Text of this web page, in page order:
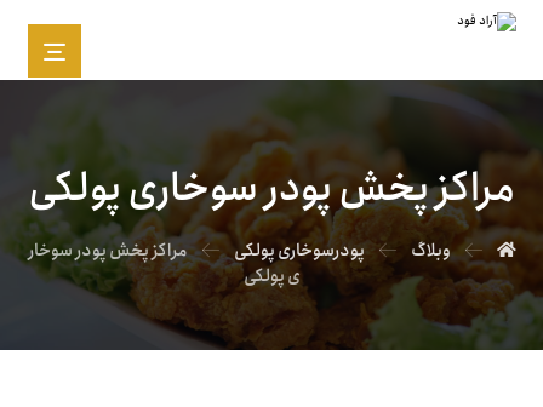
مراکز پخش پودر سوخاری پولکی
وبلاگ پودرسوخاری پولکی
مراکز پخش پودر سوخار
ی پولکی